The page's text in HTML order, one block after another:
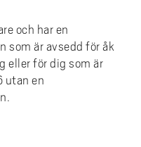
och har en
som är avsedd för åk
eller för dig som är
utan en